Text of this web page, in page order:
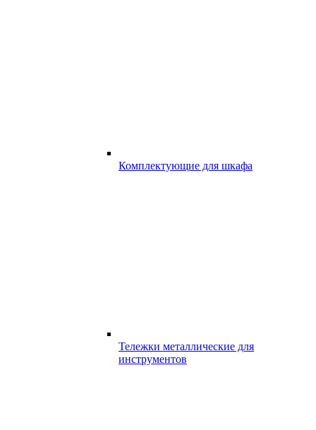
Комплектующие для шкафа
Тележки металлические для
инструментов